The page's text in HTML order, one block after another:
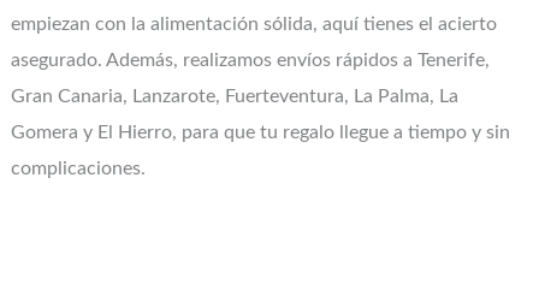
empiezan con la alimentación sólida, aquí tienes el acierto
asegurado. Además, realizamos envíos rápidos a Tenerife,
Gran Canaria, Lanzarote, Fuerteventura, La Palma, La
Gomera y El Hierro, para que tu regalo llegue a tiempo y sin
complicaciones.